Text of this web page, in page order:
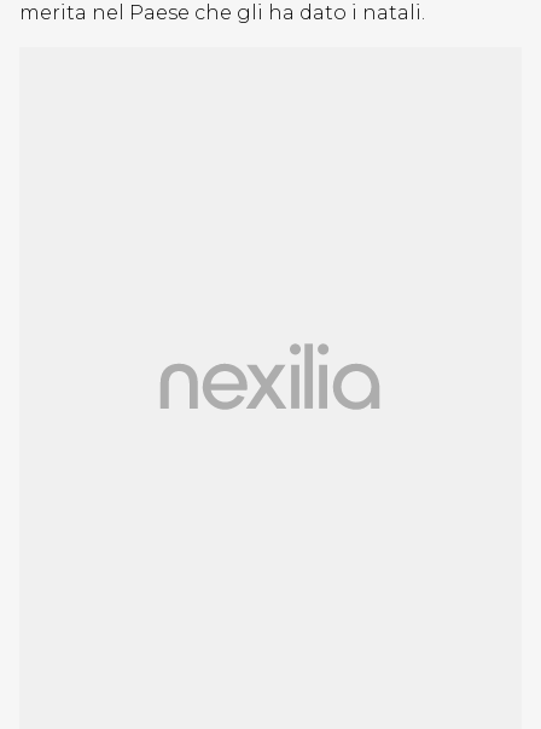
merita nel Paese che gli ha dato i natali.